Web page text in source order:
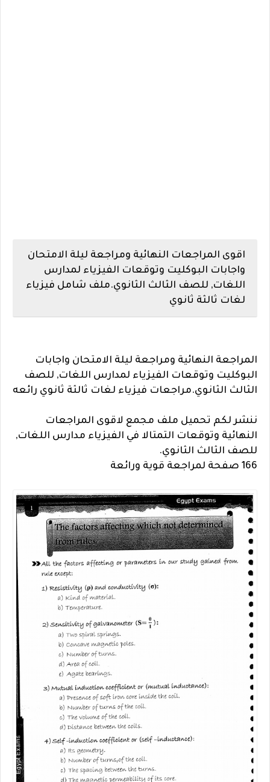
اقوى المراجعات النهائية ومراجعة ليلة الامتحان
واجابات البوكليت وتوقعات الفيزياء لمدارس
اللغات, للصف الثالث الثانوي.ملف شامل فيزياء
لغات ثالثة ثانوي
المراجعة النهائية ومراجعة ليلة الامتحان واجابات
البوكليت وتوقعات الفيزياء لمدارس اللغات, للصف
الثالث الثانوي.مراجعات فيزياء لغات ثالثة ثانوي رائعه
ننشر لكم تحميل ملف مجمع لاقوى المراجعات
النهائية وتوقعات التمتالا في الفيزياء مدارس اللغات,
للصف الثالث الثانوي.
166 صفحة لمراجعة قوية ورائعة